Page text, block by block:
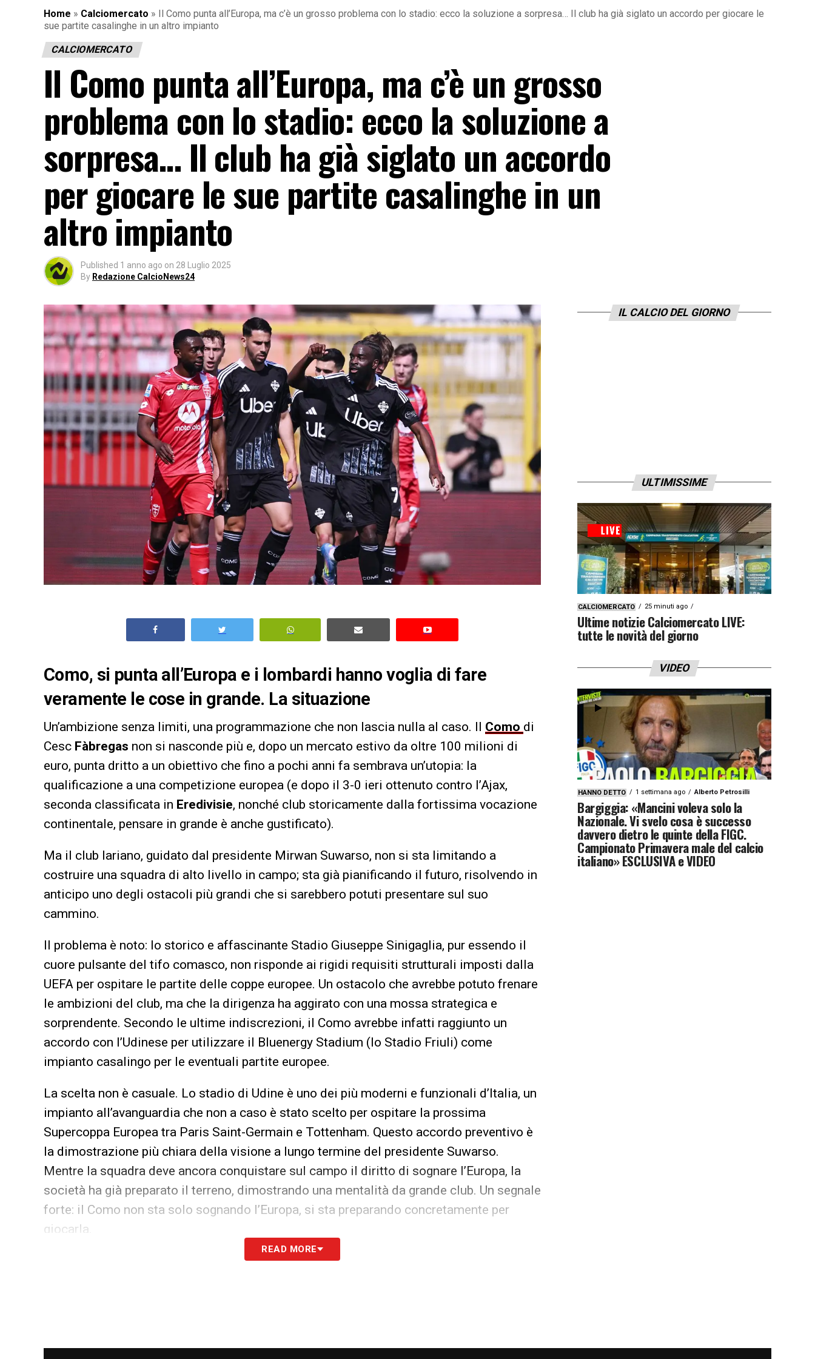
Home » Calciomercato » Il Como punta all’Europa, ma c’è un grosso problema con lo stadio: ecco la soluzione a sorpresa… Il club ha già siglato un accordo per giocare le
sue partite casalinghe in un altro impianto
CALCIOMERCATO
Il Como punta all’Europa, ma c’è un grosso
problema con lo stadio: ecco la soluzione a
sorpresa… Il club ha già siglato un accordo
per giocare le sue partite casalinghe in un
altro impianto
Published 1 anno ago on 28 Luglio 2025
By Redazione CalcioNews24
Como, si punta all’Europa e i lombardi hanno voglia di fare
veramente le cose in grande. La situazione
Un’ambizione senza limiti, una programmazione che non lascia nulla al caso. Il Como di
Cesc Fàbregas non si nasconde più e, dopo un mercato estivo da oltre 100 milioni di
euro, punta dritto a un obiettivo che fino a pochi anni fa sembrava un’utopia: la
qualificazione a una competizione europea (e dopo il 3-0 ieri ottenuto contro l’Ajax,
seconda classificata in Eredivisie, nonché club storicamente dalla fortissima vocazione
continentale, pensare in grande è anche gustificato).
Ma il club lariano, guidato dal presidente Mirwan Suwarso, non si sta limitando a
costruire una squadra di alto livello in campo; sta già pianificando il futuro, risolvendo in
anticipo uno degli ostacoli più grandi che si sarebbero potuti presentare sul suo
cammino.
Il problema è noto: lo storico e affascinante Stadio Giuseppe Sinigaglia, pur essendo il
cuore pulsante del tifo comasco, non risponde ai rigidi requisiti strutturali imposti dalla
UEFA per ospitare le partite delle coppe europee. Un ostacolo che avrebbe potuto frenare
le ambizioni del club, ma che la dirigenza ha aggirato con una mossa strategica e
sorprendente. Secondo le ultime indiscrezioni, il Como avrebbe infatti raggiunto un
accordo con l’Udinese per utilizzare il Bluenergy Stadium (lo Stadio Friuli) come
impianto casalingo per le eventuali partite europee.
La scelta non è casuale. Lo stadio di Udine è uno dei più moderni e funzionali d’Italia, un
impianto all’avanguardia che non a caso è stato scelto per ospitare la prossima
Supercoppa Europea tra Paris Saint-Germain e Tottenham. Questo accordo preventivo è
la dimostrazione più chiara della visione a lungo termine del presidente Suwarso.
Mentre la squadra deve ancora conquistare sul campo il diritto di sognare l’Europa, la
società ha già preparato il terreno, dimostrando una mentalità da grande club. Un segnale
forte: il Como non sta solo sognando l’Europa, si sta preparando concretamente per
giocarla.
READ MORE
IL CALCIO DEL GIORNO
ULTIMISSIME
CALCIOMERCATO 25 minuti ago
Ultime notizie Calciomercato LIVE:
tutte le novità del giorno
VIDEO
HANNO DETTO 1 settimana ago Alberto Petrosilli
Bargiggia: «Mancini voleva solo la
Nazionale. Vi svelo cosa è successo
davvero dietro le quinte della FIGC.
Campionato Primavera male del calcio
italiano» ESCLUSIVA e VIDEO